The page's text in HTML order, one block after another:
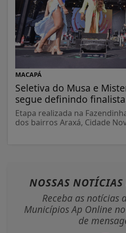
MACAPÁ
Seletiva do Musa e
segue definindo
Etapa realizada na
dos bairros Araxá, Cidade
NOSSAS NOTÍCIAS
Receba as notícias
Municípios Ap Online
de